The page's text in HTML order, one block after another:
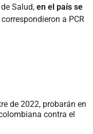
Salud, en el país se
a PCR
de 2022, probarán en
contra el